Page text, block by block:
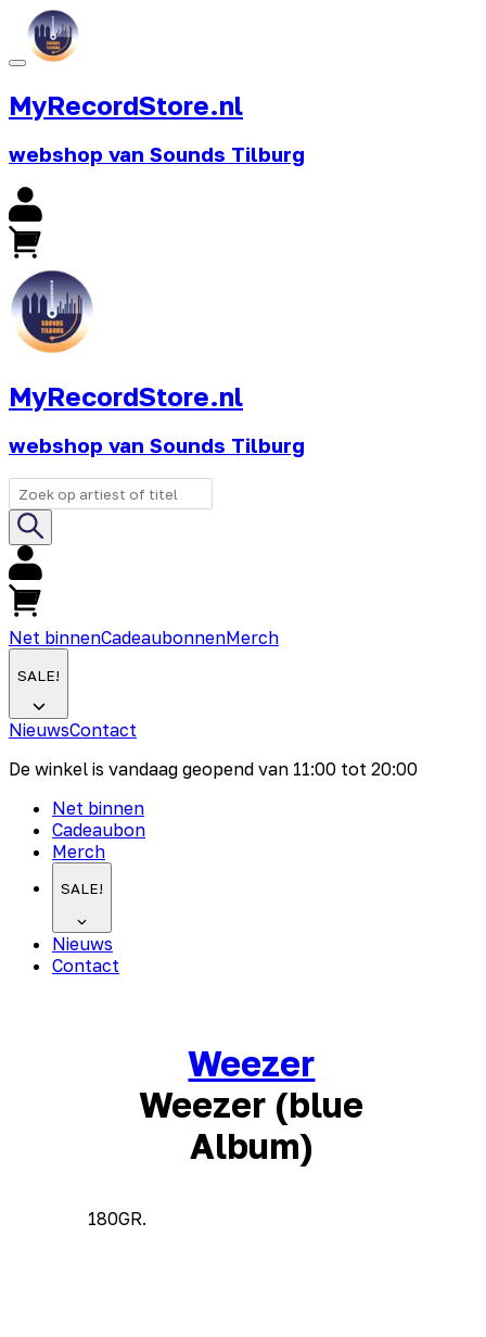
MyRecordStore.nl
webshop van Sounds Tilburg
MyRecordStore.nl
webshop van Sounds Tilburg
Net binnenCadeaubonnenMerch
SALE!
NieuwsContact
De winkel is vandaag geopend van 11:00 tot 20:00
Net binnen
Cadeaubon
Merch
SALE!
Nieuws
Contact
Weezer
Weezer (blue
Album)
180GR.